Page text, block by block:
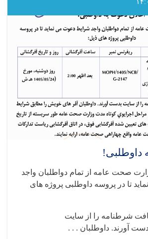
داوطلبی!
صحت عامه از تمام دواطلبان واجد
تا در پروسه داوطلبی پروژه های
شرطنامه را از سایت
آورند. داوطلبان . . .